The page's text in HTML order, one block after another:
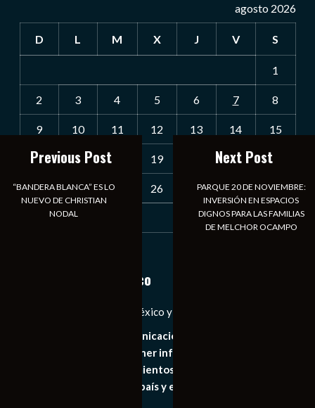
agosto 2026
D L M X J V S
1
2 3 4 5 6 7 8
9 10 11 12 13 14 15
16 17 18 19 21 22
23 24 25 26 27 28 29
31
Notiexpress de México
Las Noticias Diarias de México y el Mundo a Tu Alcance
Somos un medio de comunicación digital que tiene como
principal objetivo mantener informado al publico en
general de los acontecimientos mas recientes e
importantes de nuestro país y el mundo de forma eficaz,
Previous Post
“BANDERA BLANCA” ES LO
NUEVO DE CHRISTIAN
NODAL
Next Post
PARQUE 20 DE NOVIEMBRE:
INVERSIÓN EN ESPACIOS
DIGNOS PARA LAS FAMILIAS
DE MELCHOR OCAMPO